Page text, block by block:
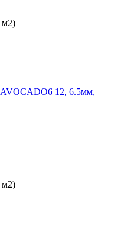
м2)
12, 6.5мм,
м2)